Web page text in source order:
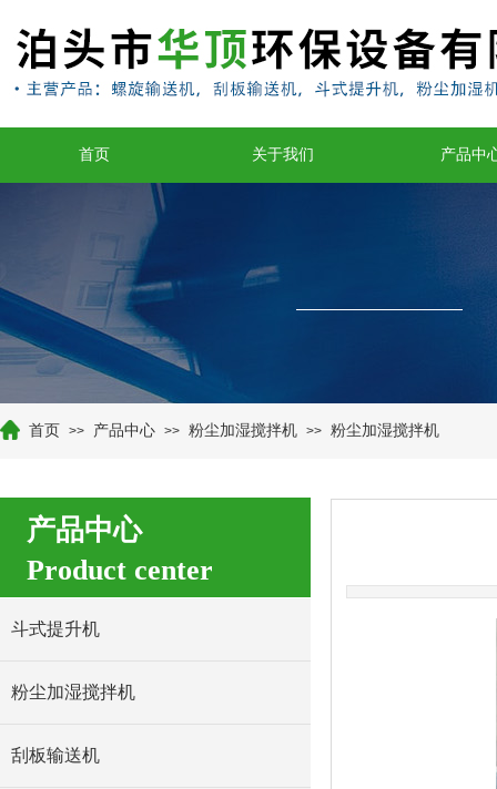
首页 关于我们 产品中
首页 >> 产品中心 >> 粉尘加湿搅拌机 >> 粉尘加湿搅拌机
产品中心
Product center
斗式提升机
粉尘加湿搅拌机
刮板输送机